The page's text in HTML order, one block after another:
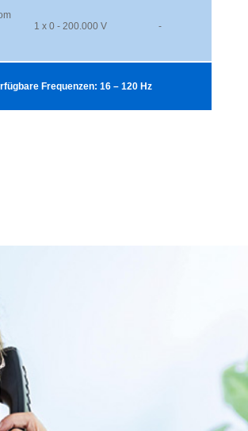
1 x 0 - 200.000 V -
Frequenzen: 16 – 120 Hz